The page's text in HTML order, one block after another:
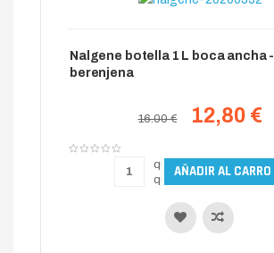
Nalgene botella 1 L boca ancha -
berenjena
16.00 € 12,80 €